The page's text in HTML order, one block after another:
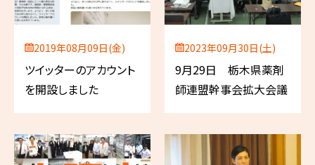
2019年08月09日(金)
ツイッターのアカウント
を開設しました
2023年09月30日(土)
9月29日 栃木県薬剤
師連盟幹事会拡大会議